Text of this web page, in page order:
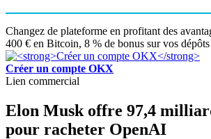
Changez de plateforme en profitant des
400 € en Bitcoin, 8 % de bonus sur vos
Créer un compte OKX
Lien commercial
Elon Musk offre 97,4
pour racheter OpenAI